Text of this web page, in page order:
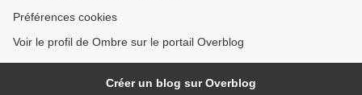
Préférences cookies
Voir le profil de Ombre sur le portail Overblog
Créer un blog sur Overblog